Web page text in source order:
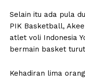
Selain itu ada pula
PIK Basketball,
atlet voli Indonesia
bermain basket
Kehadiran lima